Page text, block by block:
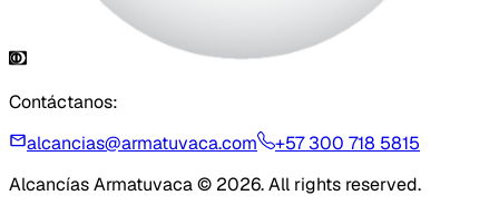
Contáctanos:
alcancias@armatuvaca.com
+57 300 718 5815
Alcancías Armatuvaca © 2026. All rights reserved.